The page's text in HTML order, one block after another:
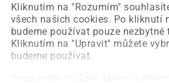
Kliknutím na "Rozumím"
všech našich cookies. Po kliknutí
budeme používat pouze nezbytné
Kliknutím na "Upravit" můžete
budeme používat.
Obnovit stránku